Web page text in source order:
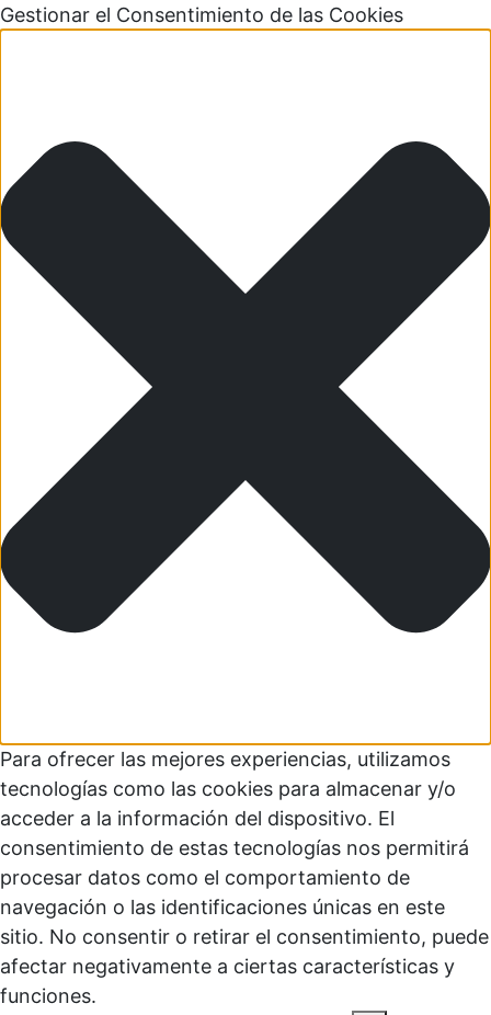
Gestionar el Consentimiento de las Cookies
Para ofrecer las mejores experiencias, utilizamos
tecnologías como las cookies para almacenar y/o
acceder a la información del dispositivo. El
consentimiento de estas tecnologías nos permitirá
procesar datos como el comportamiento de
navegación o las identificaciones únicas en este
sitio. No consentir o retirar el consentimiento, puede
afectar negativamente a ciertas características y
funciones.